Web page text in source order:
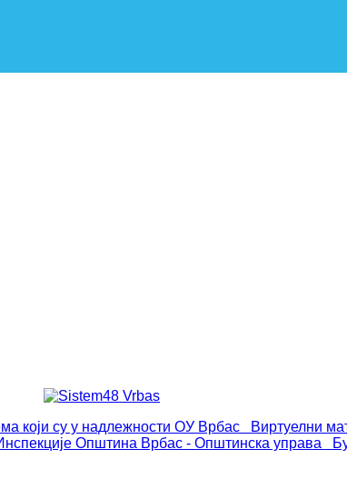
који су у надлежности ОУ Врбас Виртуелни
Општина Врбас - Општинска управа